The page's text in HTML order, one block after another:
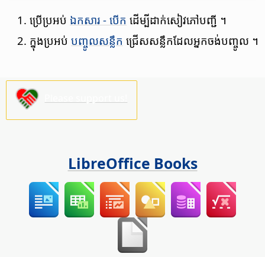
ប្រើ​ប្រអប់ ឯកសារ - បើក ដើម្បី​ដាក់​សៀវភៅ​បញ្ជី ។
ក្នុង​ប្រអប់ បញ្ចូល​សន្លឹក ជ្រើស​សន្លឹក​ដែល​អ្នក​ចង់​បញ្ចូល ។
LibreOffice Books